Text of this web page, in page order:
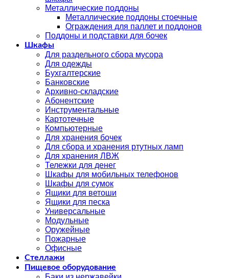
Металлические поддоны
Металлические поддоны стоечные
Ограждения для паллет и поддонов
Поддоны и подставки для бочек
Шкафы
Для раздельного сбора мусора
Для одежды
Бухгалтерские
Банковские
Архивно-складские
Абонентские
Инструментальные
Картотечные
Компьютерные
Для хранения бочек
Для сбора и хранения ртутных ламп
Для хранения ЛВЖ
Тележки для денег
Шкафы для мобильных телефонов
Шкафы для сумок
Ящики для ветоши
Ящики для песка
Универсальные
Модульные
Оружейные
Пожарные
Офисные
Стеллажи
Пищевое оборудование